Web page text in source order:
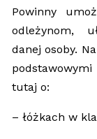
Powinny
odleżynom,
danej osoby.
tutaj o:
– łóżkach w